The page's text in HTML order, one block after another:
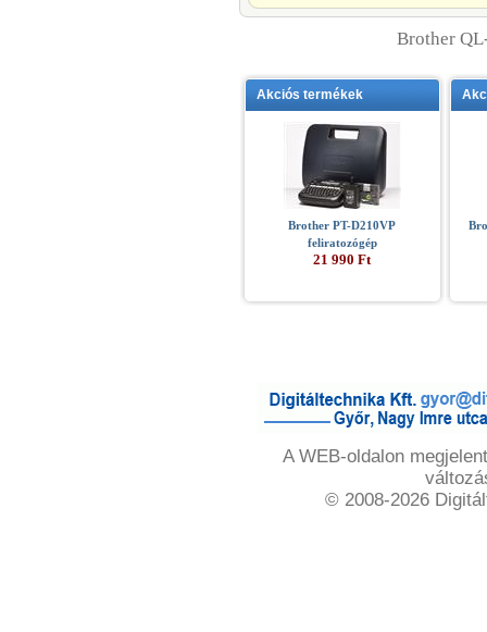
Brother
Akciós termékek
Brother PT-D210VP
feliratozógép
21 990 Ft
A WEB-oldalon
© 2008-2026